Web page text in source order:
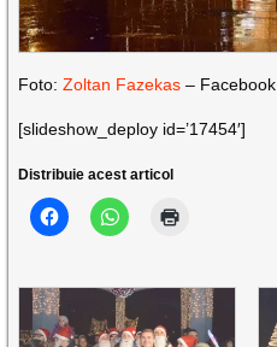
Foto:Zoltan Fazekas – Facebook
[slideshow_deploy id=’17454′]
Distribuie acest articol